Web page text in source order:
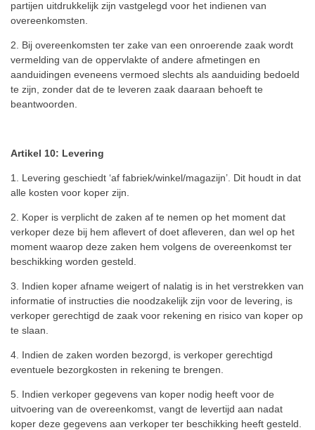
partijen uitdrukkelijk zijn vastgelegd voor het indienen van
overeenkomsten.
2. Bij overeenkomsten ter zake van een onroerende zaak wordt
vermelding van de oppervlakte of andere afmetingen en
aanduidingen eveneens vermoed slechts als aanduiding bedoeld
te zijn, zonder dat de te leveren zaak daaraan behoeft te
beantwoorden.
Artikel 10: Levering
1. Levering geschiedt ‘af fabriek/winkel/magazijn’. Dit houdt in dat
alle kosten voor koper zijn.
2. Koper is verplicht de zaken af te nemen op het moment dat
verkoper deze bij hem aflevert of doet afleveren, dan wel op het
moment waarop deze zaken hem volgens de overeenkomst ter
beschikking worden gesteld.
3. Indien koper afname weigert of nalatig is in het verstrekken van
informatie of instructies die noodzakelijk zijn voor de levering, is
verkoper gerechtigd de zaak voor rekening en risico van koper op
te slaan.
4. Indien de zaken worden bezorgd, is verkoper gerechtigd
eventuele bezorgkosten in rekening te brengen.
5. Indien verkoper gegevens van koper nodig heeft voor de
uitvoering van de overeenkomst, vangt de levertijd aan nadat
koper deze gegevens aan verkoper ter beschikking heeft gesteld.